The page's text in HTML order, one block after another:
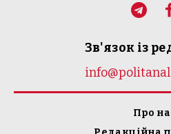
Зв'язок із
Про